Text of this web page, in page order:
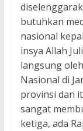
butuhkan
nasional
insya Allah
langsung
Nasional di
provinsi dan
sangat
ketiga, ada